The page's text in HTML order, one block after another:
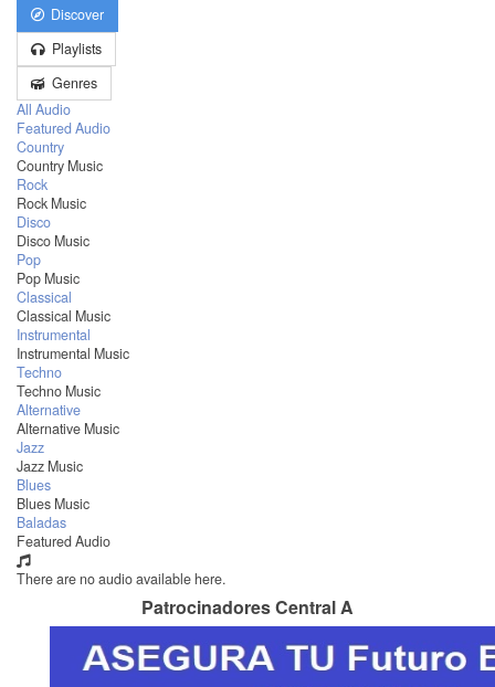
Discover
Playlists
Genres
All Audio
Featured Audio
Country
Country Music
Rock
Rock Music
Disco
Disco Music
Pop
Pop Music
Classical
Classical Music
Instrumental
Instrumental Music
Techno
Techno Music
Alternative
Alternative Music
Jazz
Jazz Music
Blues
Blues Music
Baladas
Featured Audio
There are no audio available here.
Patrocinadores Central A